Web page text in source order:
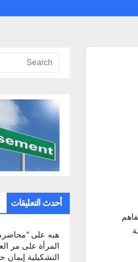
أحدث التعليقات
هبه على“محاضرة
المرأة على مر
التشكيلية إيمان